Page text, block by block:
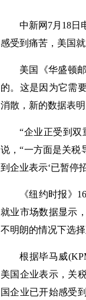
中新网7月18日
感受到痛苦，美国
美国《华盛顿
的。这是因为它需
消散，新的数据表
“企业正受到双
说，“一方面是关税
到企业表示‘已暂停
《纽约时报》
就业市场数据显示
不明朗的情况下选
根据毕马威
美国企业表示，关
国企业已开始感受